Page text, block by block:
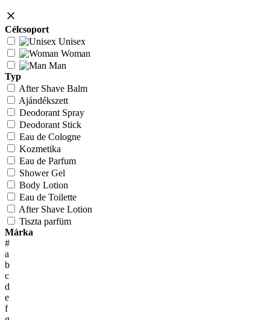
Célcsoport
Unisex
Woman
Man
Typ
After Shave Balm
Ajándékszett
Deodorant Spray
Deodorant Stick
Eau de Cologne
Kozmetika
Eau de Parfum
Shower Gel
Body Lotion
Eau de Toilette
After Shave Lotion
Tiszta parfüm
Márka
#
a
b
c
d
e
f